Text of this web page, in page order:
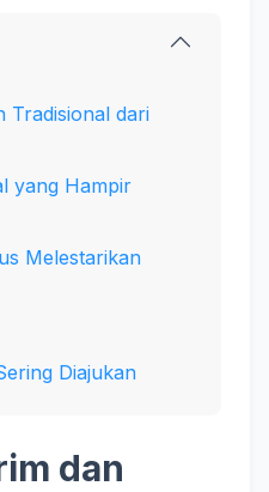
Tradisional dari
yang Hampir
Melestarikan
Diajukan
dan